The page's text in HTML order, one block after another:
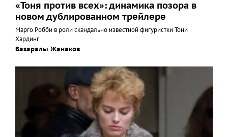
«Тоня против всех»: динамика позора в
новом дублированном трейлере
Марго Робби в роли скандально известной фигуристки Тони
Хардинг
Базаралы Жанаков